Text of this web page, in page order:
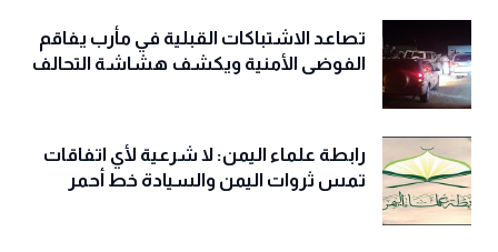
تصاعد الاشتباكات القبلية في مأرب يفاقم
الفوضى الأمنية ويكشف هشاشة التحالف
رابطة علماء اليمن: لا شرعية لأي اتفاقات
تمس ثروات اليمن والسيادة خط أحمر